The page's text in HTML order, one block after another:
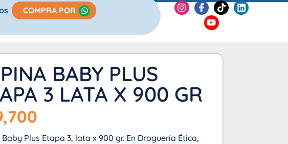
COMPRA POR
BABY PLUS
3 LATA X 900 GR
Plus Etapa 3, lata x 900 gr. En Droguería Ética,